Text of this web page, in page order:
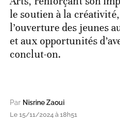
le soutien à la
l’ouverture des jeunes
et aux opportunités
conclut-on.
Par Nisrine Zaoui
Le 15/11/2024 à 18h51